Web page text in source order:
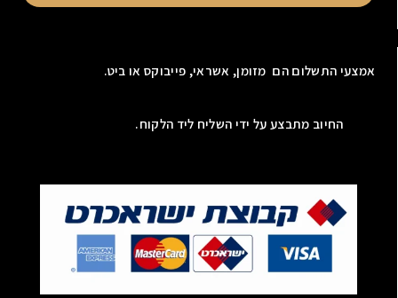
אמצעי התשלום הם מזומן, אשראי, פייבוקס או ביט.
החיוב מתבצע על ידי השליח ליד הלקוח.